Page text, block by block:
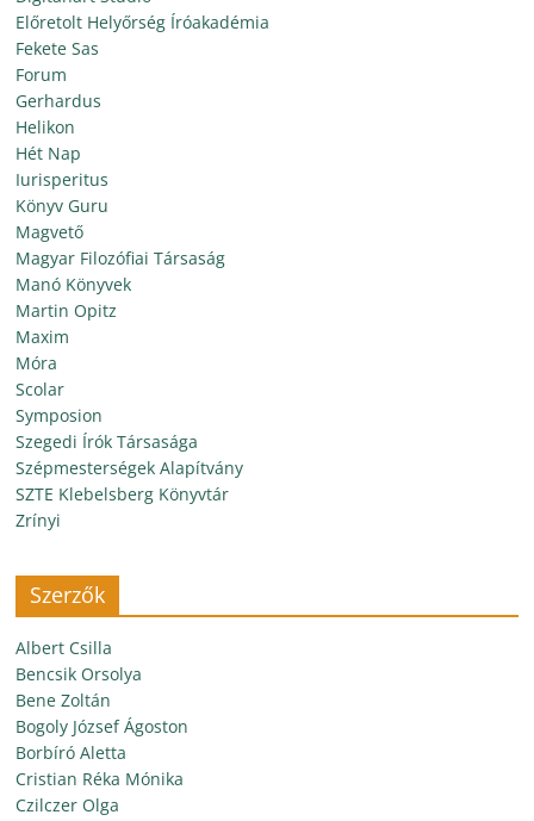
Előretolt Helyőrség Íróakadémia
Fekete Sas
Forum
Gerhardus
Helikon
Hét Nap
Iurisperitus
Könyv Guru
Magvető
Magyar Filozófiai Társaság
Manó Könyvek
Martin Opitz
Maxim
Móra
Scolar
Symposion
Szegedi Írók Társasága
Szépmesterségek Alapítvány
SZTE Klebelsberg Könyvtár
Zrínyi
Szerzők
Albert Csilla
Bencsik Orsolya
Bene Zoltán
Bogoly József Ágoston
Borbíró Aletta
Cristian Réka Mónika
Czilczer Olga